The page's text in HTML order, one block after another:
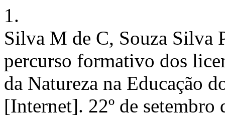
1.
Silva M de C, Souza Silva
percurso formativo dos
da Natureza na Educação
[Internet]. 22º de setembro